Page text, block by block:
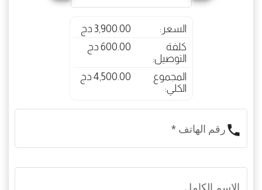
السعر:
3,900.00 دج
كلفة
التوصيل:
600.00 دج
المجموع
الكلي:
4,500.00 دج
phoneرقم الهاتف *
الاسم الكامل